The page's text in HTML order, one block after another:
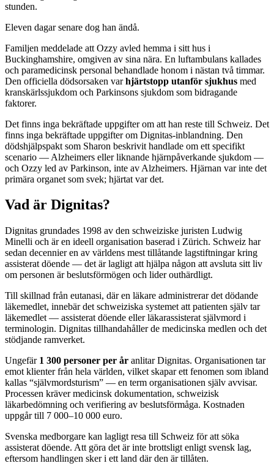
stunden.
Eleven dagar senare dog han ändå.
Familjen meddelade att Ozzy avled hemma i sitt hus i
Buckinghamshire, omgiven av sina nära. En luftambulans kallades
och paramedicinsk personal behandlade honom i nästan två timmar.
Den officiella dödsorsaken varhjärtstopp utanför sjukhus med
kranskärlssjukdom och Parkinsons sjukdom som bidragande
faktorer.
Det finns inga bekräftade uppgifter om att han reste till Schweiz. Det
finns inga bekräftade uppgifter om Dignitas-inblandning. Den
dödshjälpspakt som Sharon beskrivit handlade om ett specifikt
scenario — Alzheimers eller liknande hjärnpåverkande sjukdom —
och Ozzy led av Parkinson, inte av Alzheimers. Hjärnan var inte det
primära organet som svek; hjärtat var det.
Vad är Dignitas?
Dignitas grundades 1998 av den schweiziske juristen Ludwig
Minelli och är en ideell organisation baserad i Zürich. Schweiz har
sedan decennier en av världens mest tillåtande lagstiftningar kring
assisterat döende — det är lagligt att hjälpa någon att avsluta sitt liv
om personen är beslutsförmögen och lider outhärdligt.
Till skillnad från eutanasi, där en läkare administrerar det dödande
läkemedlet, innebär det schweiziska systemet att patienten själv tar
läkemedlet — assisterat döende eller läkarassisterat självmord i
terminologin. Dignitas tillhandahåller de medicinska medlen och det
stödjande ramverket.
Ungefär 1 300 personer per år anlitar Dignitas. Organisationen tar
emot klienter från hela världen, vilket skapar ett fenomen som ibland
kallas “självmordsturism” — en term organisationen själv avvisar.
Processen kräver medicinsk dokumentation, schweizisk
läkarbedömning och verifiering av beslutsförmåga. Kostnaden
uppgår till 7 000–10 000 euro.
Svenska medborgare kan lagligt resa till Schweiz för att söka
assisterat döende. Att göra det är inte brottsligt enligt svensk lag,
eftersom handlingen sker i ett land där den är tillåten.